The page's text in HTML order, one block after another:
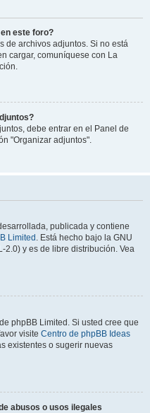
este foro?
de archivos adjuntos. Si no está
cargar, comuníquese con La
debe entrar en el Panel de
"Organizar adjuntos".
publicada y contiene
Limited . Está hecho bajo la GNU
2.0) y es de libre distribución. Vea
phpBB Limited. Si usted cree que
visite Centro de phpBB Ideas
existentes o sugerir nuevas
abusos o usos ilegales